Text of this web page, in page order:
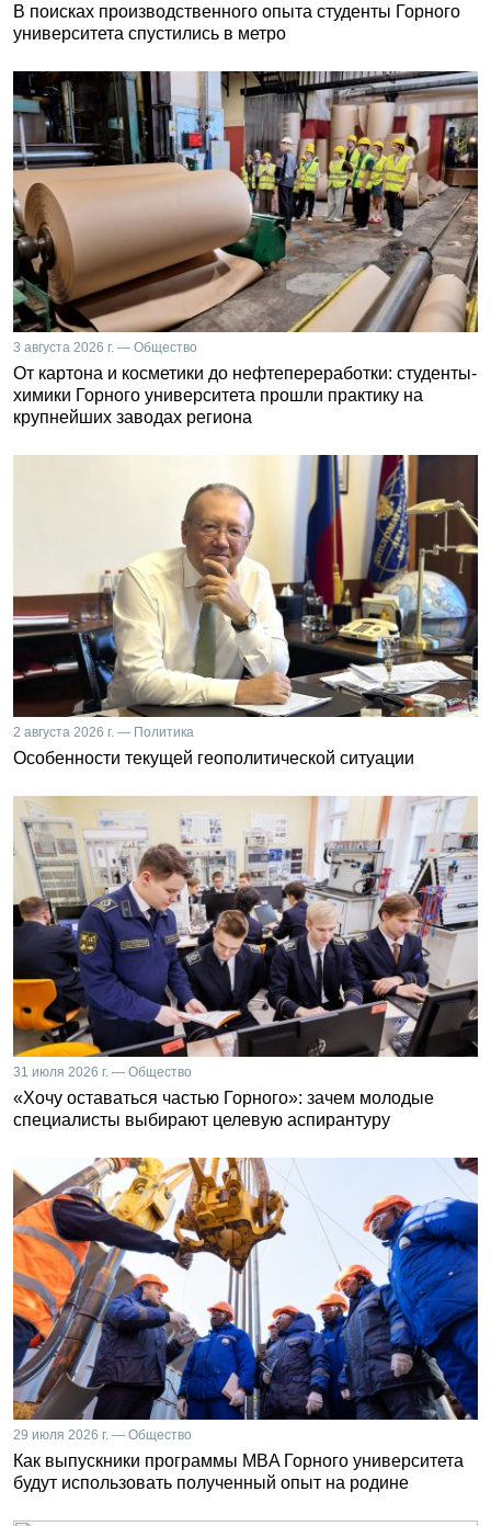
В поисках производственного опыта студенты Горного
университета спустились в метро
3 августа 2026 г. — Общество
От картона и косметики до нефтепереработки: студенты-
химики Горного университета прошли практику на
крупнейших заводах региона
2 августа 2026 г. — Политика
Особенности текущей геополитической ситуации
31 июля 2026 г. — Общество
«Хочу оставаться частью Горного»: зачем молодые
специалисты выбирают целевую аспирантуру
29 июля 2026 г. — Общество
Как выпускники программы MBA Горного университета
будут использовать полученный опыт на родине